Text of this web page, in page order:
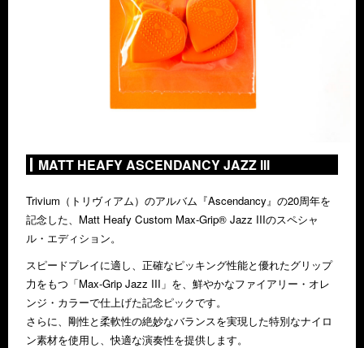
MATT HEAFY ASCENDANCY JAZZ III
Trivium（トリヴィアム）のアルバム『Ascendancy』の20周年を
記念した、Matt Heafy Custom Max-Grip® Jazz IIIのスペシャ
ル・エディション。
スピードプレイに適し、正確なピッキング性能と優れたグリップ
力をもつ「Max-Grip Jazz III」を、鮮やかなファイアリー・オレ
ンジ・カラーで仕上げた記念ピックです。
さらに、剛性と柔軟性の絶妙なバランスを実現した特別なナイロ
ン素材を使用し、快適な演奏性を提供します。